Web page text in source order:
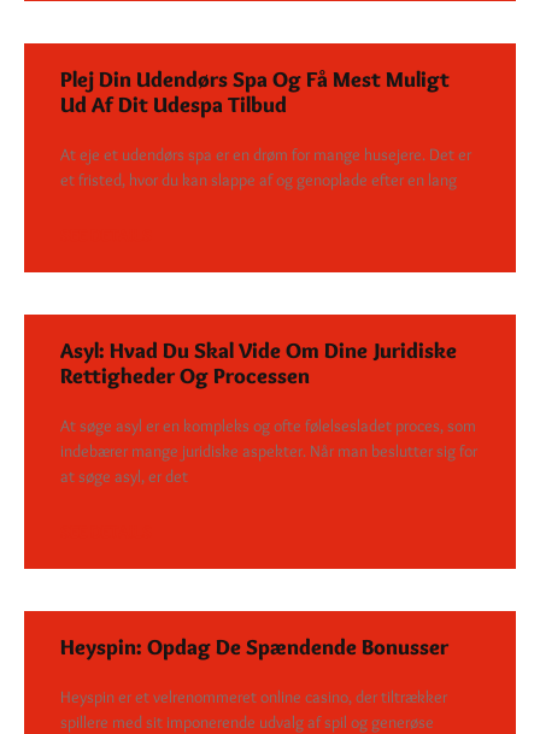
Plej Din Udendørs Spa Og Få Mest Muligt
Ud Af Dit Udespa Tilbud
At eje et udendørs spa er en drøm for mange husejere. Det er
et fristed, hvor du kan slappe af og genoplade efter en lang
Asyl: Hvad Du Skal Vide Om Dine Juridiske
Rettigheder Og Processen
At søge asyl er en kompleks og ofte følelsesladet proces, som
indebærer mange juridiske aspekter. Når man beslutter sig for
at søge asyl, er det
Heyspin: Opdag De Spændende Bonusser
Heyspin er et velrenommeret online casino, der tiltrækker
spillere med sit imponerende udvalg af spil og generøse